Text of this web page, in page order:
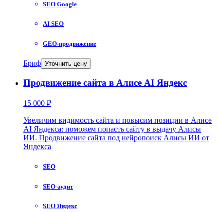
SEO Google
AI SEO
GEO-продвижение
Бриф Уточнить цену
Продвижение сайта в Алисе AI Яндекс
15 000 ₽
Увеличим видимость сайта и повысим позиции в Алисе
AI Яндекса: поможем попасть сайту в выдачу Алисы
ИИ. Продвижение сайта под нейропоиск Алисы ИИ от
Яндекса
SEO
SEO-аудит
SEO Яндекс